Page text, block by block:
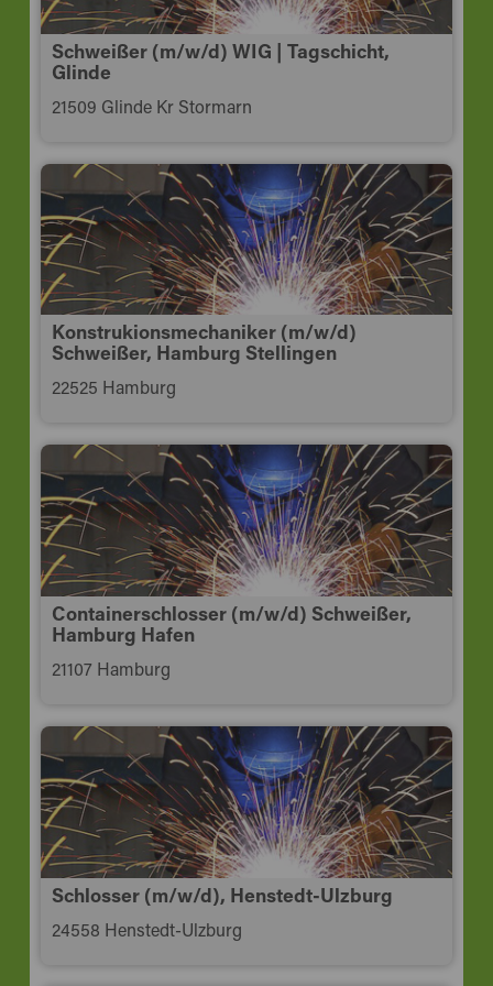
Schweißer (m/w/d) WIG | Tagschicht,
Glinde
21509 Glinde Kr Stormarn
Konstrukionsmechaniker (m/w/d)
Schweißer, Hamburg Stellingen
22525 Hamburg
Containerschlosser (m/w/d) Schweißer,
Hamburg Hafen
21107 Hamburg
Schlosser (m/w/d), Henstedt-Ulzburg
24558 Henstedt-Ulzburg